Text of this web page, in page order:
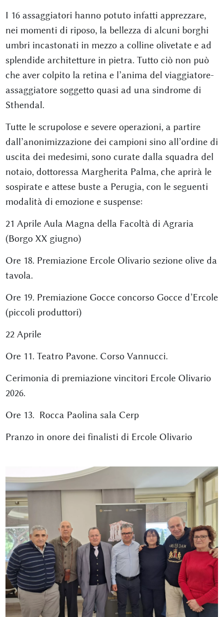
I 16 assaggiatori hanno potuto infatti apprezzare,
nei momenti di riposo, la bellezza di alcuni borghi
umbri incastonati in mezzo a colline olivetate e ad
splendide architetture in pietra. Tutto ciò non può
che aver colpito la retina e l’anima del viaggiatore-
assaggiatore soggetto quasi ad una sindrome di
Sthendal.
Tutte le scrupolose e severe operazioni, a partire
dall’anonimizzazione dei campioni sino all’ordine di
uscita dei medesimi, sono curate dalla squadra del
notaio, dottoressa Margherita Palma, che aprirà le
sospirate e attese buste a Perugia, con le seguenti
modalità di emozione e suspense:
21 Aprile Aula Magna della Facoltà di Agraria
(Borgo XX giugno)
Ore 18. Premiazione Ercole Olivario sezione olive da
tavola.
Ore 19. Premiazione Gocce concorso Gocce d’Ercole
(piccoli produttori)
22 Aprile
Ore 11. Teatro Pavone. Corso Vannucci.
Cerimonia di premiazione vincitori Ercole Olivario
2026.
Ore 13. Rocca Paolina sala Cerp
Pranzo in onore dei finalisti di Ercole Olivario